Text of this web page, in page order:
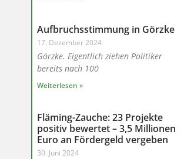
Aufbruchsstimmung in Görzke
17. Dezember 2024
Görzke. Eigentlich ziehen Politiker
bereits nach 100
Weiterlesen »
Fläming-Zauche: 23 Projekte
positiv bewertet – 3,5 Millionen
Euro an Fördergeld vergeben
30. Juni 2024